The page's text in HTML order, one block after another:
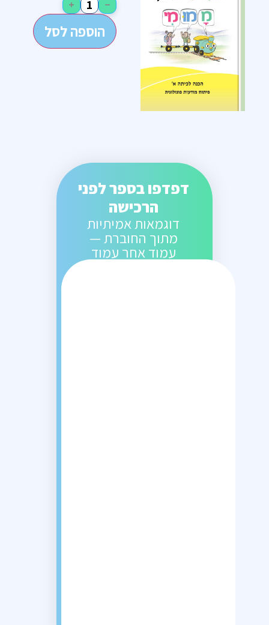
−
+
הוספה לסל
דפדפו בספר לפני
הרכישה
דוגמאות אמיתיות
מתוך החוברת —
עמוד אחר עמוד